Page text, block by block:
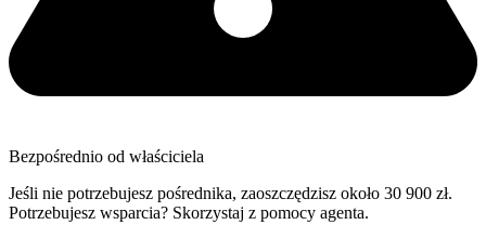
Bezpośrednio od właściciela
Jeśli nie potrzebujesz pośrednika, zaoszczędzisz około 30 900 zł.
Potrzebujesz wsparcia? Skorzystaj z pomocy agenta.